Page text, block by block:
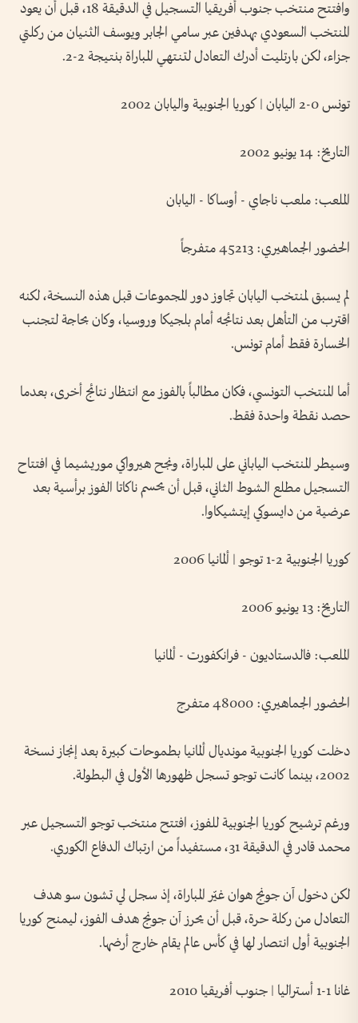
وافتتح منتخب جنوب أفريقيا التسجيل في الدقيقة 18، قبل أن يعود
المنتخب السعودي بهدفين عبر سامي الجابر ويوسف الثنيان من ركلتي
جزاء، لكن بارتليت أدرك التعادل لتنتهي المباراة بنتيجة 2-2.
تونس 0-2 اليابان | كوريا الجنوبية واليابان 2002
التاريخ: 14 يونيو 2002
الملعب: ملعب ناجاي - أوساكا - اليابان
الحضور الجماهيري: 45213 متفرجاً
لم يسبق لمنتخب اليابان تجاوز دور المجموعات قبل هذه النسخة، لكنه
اقترب من التأهل بعد نتائجه أمام بلجيكا وروسيا، وكان بحاجة لتجنب
الخسارة فقط أمام تونس.
أما المنتخب التونسي، فكان مطالباً بالفوز مع انتظار نتائج أخرى، بعدما
حصد نقطة واحدة فقط.
وسيطر المنتخب الياباني على المباراة، ونجح هيرواكي موريشيما في افتتاح
التسجيل مطلع الشوط الثاني، قبل أن يحسم ناكاتا الفوز برأسية بعد
عرضية من دايسوكي إيتشيكاوا.
كوريا الجنوبية 2-1 توجو | ألمانيا 2006
التاريخ: 13 يونيو 2006
الملعب: فالدستاديون - فرانكفورت - ألمانيا
الحضور الجماهيري: 48000 متفرج
دخلت كوريا الجنوبية مونديال ألمانيا بطموحات كبيرة بعد إنجاز نسخة
2002، بينما كانت توجو تسجل ظهورها الأول في البطولة.
ورغم ترشيح كوريا الجنوبية للفوز، افتتح منتخب توجو التسجيل عبر
محمد قادر في الدقيقة 31، مستفيداً من ارتباك الدفاع الكوري.
لكن دخول آن جونج هوان غيّر المباراة، إذ سجل لي تشون سو هدف
التعادل من ركلة حرة، قبل أن يحرز آن جونج هدف الفوز، ليمنح كوريا
الجنوبية أول انتصار لها في كأس عالم يقام خارج أرضها.
غانا 1-1 أستراليا | جنوب أفريقيا 2010